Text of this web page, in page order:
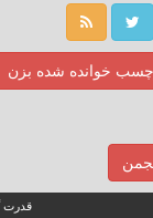
خوانده شده بزن
قدرت